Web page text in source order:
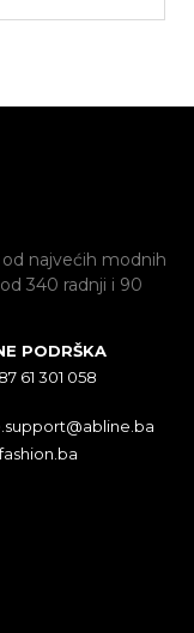
najvećih modnih
340 radnji i 90
PODRŠKA
61 301 058